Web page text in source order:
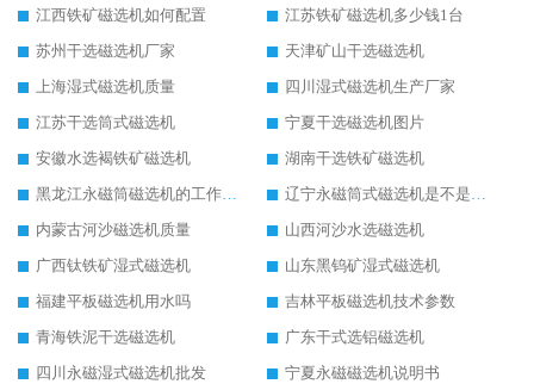
江西铁矿磁选机如何配置
江苏铁矿磁选机多少钱1台
苏州干选磁选机厂家
天津矿山干选磁选机
上海湿式磁选机质量
四川湿式磁选机生产厂家
江苏干选筒式磁选机
宁夏干选磁选机图片
安徽水选褐铁矿磁选机
湖南干选铁矿磁选机
黑龙江永磁筒磁选机的工作原理
辽宁永磁筒式磁选机是不是强磁
内蒙古河沙磁选机质量
山西河沙水选磁选机
广西钛铁矿湿式磁选机
山东黑钨矿湿式磁选机
福建平板磁选机用水吗
吉林平板磁选机技术参数
青海铁泥干选磁选机
广东干式选铝磁选机
四川永磁湿式磁选机批发
宁夏永磁磁选机说明书